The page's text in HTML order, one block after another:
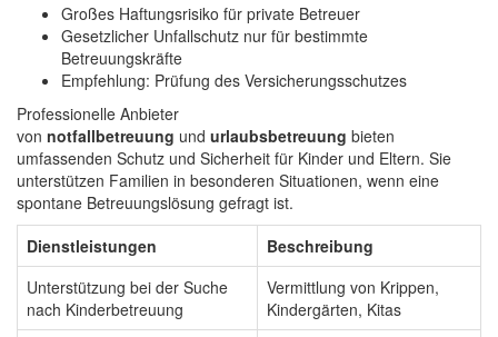
Großes Haftungsrisiko für private Betreuer
Gesetzlicher Unfallschutz nur für bestimmte
Betreuungskräfte
Empfehlung: Prüfung des Versicherungsschutzes
Professionelle Anbieter
von notfallbetreuung und urlaubsbetreuung bieten
umfassenden Schutz und Sicherheit für Kinder und Eltern. Sie
unterstützen Familien in besonderen Situationen, wenn eine
spontane Betreuungslösung gefragt ist.
Dienstleistungen
Beschreibung
Unterstützung bei der Suche
nach Kinderbetreuung
Vermittlung von Krippen,
Kindergärten, Kitas